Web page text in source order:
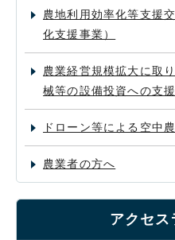
農地利用効率化等支援
化支援事業）
農業経営規模拡大に取
械等の設備投資への支
ドローン等による空中
農業者の方へ
アクセス